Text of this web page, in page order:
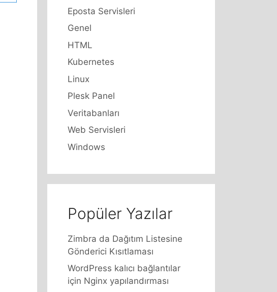
Eposta Servisleri
Genel
HTML
Kubernetes
Linux
Plesk Panel
Veritabanları
Web Servisleri
Windows
Popüler Yazılar
Zimbra da Dağıtım Listesine
Gönderici Kısıtlaması
WordPress kalıcı bağlantılar
için Nginx yapılandırması